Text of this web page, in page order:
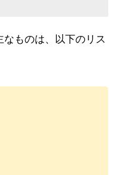
ものは、以下のリス